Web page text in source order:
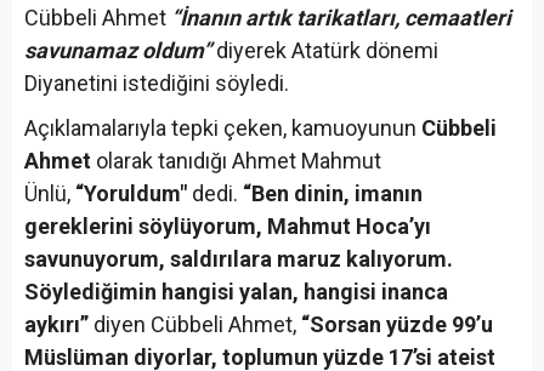
Cübbeli Ahmet “İnanın artık tarikatları, cemaatleri
savunamaz oldum”diyerek Atatürk dönemi
Diyanetini istediğini söyledi.
Açıklamalarıyla tepki çeken, kamuoyunun Cübbeli
Ahmet olarak tanıdığı Ahmet Mahmut
Ünlü, “Yoruldum" dedi. “Ben dinin, imanın
gereklerini söylüyorum, Mahmut Hoca’yı
savunuyorum, saldırılara maruz kalıyorum.
Söylediğimin hangisi yalan, hangisi inanca
aykırı” diyen Cübbeli Ahmet, “Sorsan yüzde 99’u
Müslüman diyorlar, toplumun yüzde 17’si ateist